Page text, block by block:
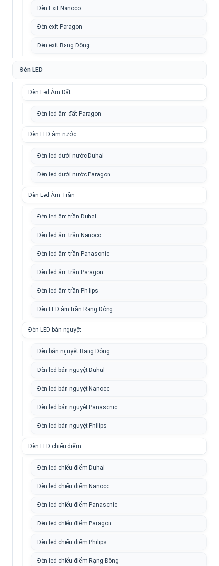
Đèn Exit Nanoco
Đèn exit Paragon
Đèn exit Rạng Đông
Đèn LED
Đèn Led Âm Đất
Đèn led âm đất Paragon
Đèn LED âm nước
Đèn led dưới nước Duhal
Đèn led dưới nước Paragon
Đèn Led Âm Trần
Đèn led âm trần Duhal
Đèn led âm trần Nanoco
Đèn led âm trần Panasonic
Đèn led âm trần Paragon
Đèn led âm trần Philips
Đèn LED âm trần Rạng Đông
Đèn LED bán nguyệt
Đèn bán nguyệt Rạng Đông
Đèn led bán nguyệt Duhal
Đèn led bán nguyệt Nanoco
Đèn led bán nguyệt Panasonic
Đèn led bán nguyệt Philips
Đèn LED chiếu điểm
Đèn led chiếu điểm Duhal
Đèn led chiếu điểm Nanoco
Đèn led chiếu điểm Panasonic
Đèn led chiếu điểm Paragon
Đèn led chiếu điểm Philips
Đèn led chiếu điểm Rạng Đông